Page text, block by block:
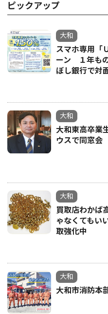
ピックアップ
大和
スマホ専用「
ーン １年も
ぼし銀行で対
大和
大和東高卒
ウスで同窓会
大和
買取店わかば
ゃなくてもい
取強化中
大和
大和市消防本